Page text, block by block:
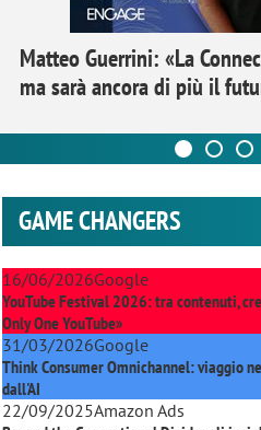
Matteo Guerrini: «La
ma sarà ancora di più il
GAME CHANGERS
16/06/2026Google
YouTube Festival 2026: tra contenuti,
Only One YouTube»
31/03/2026Google
Think Consumer Omnichannel: viaggio
dall'AI
22/09/2025Amazon Ads